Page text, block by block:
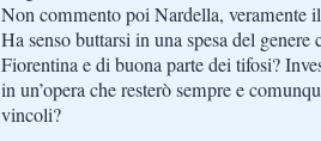
Non commento poi Nardella, veramente
Ha senso buttarsi in una spesa del
Fiorentina e di buona parte dei tifosi?
in un’opera che resterò sempre e
vincoli?